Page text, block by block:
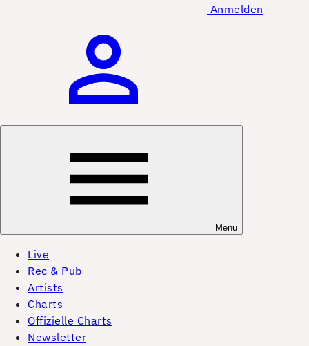
Anmelden
Menu
Live
Rec & Pub
Artists
Charts
Offizielle Charts
Newsletter